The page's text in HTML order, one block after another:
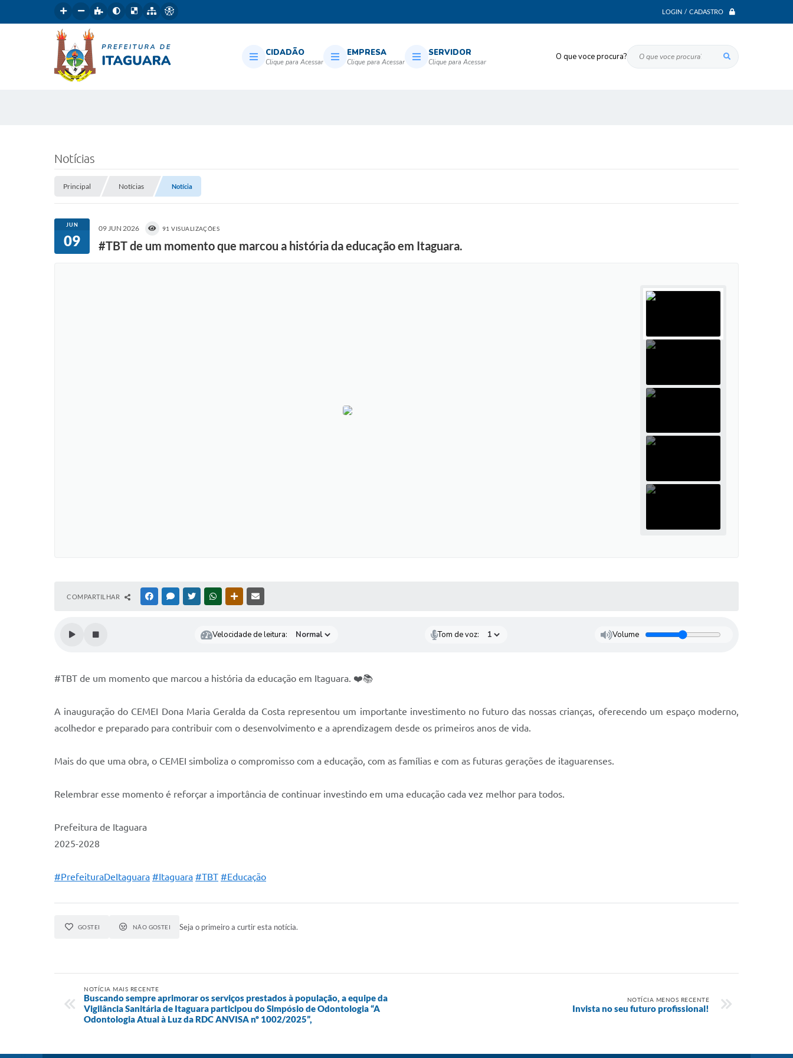
LOGIN / CADASTRO
O que voce procura?
CIDADÃO EMPRESA SERVIDOR
Notícias
Principal Notícias Notícia
JUN
09
09 JUN 2026 91 VISUALIZAÇÕES
#TBT de um momento que marcou a história da educação em Itaguara.
COMPARTILHAR FACEBOOKMESSENGER
TWITTERWHATSAPPOUTRAS MÍDIAS
Velocidade de leitura: Tom de voz: Volume
#TBT de um momento que marcou a história da educação em Itaguara. ❤️📚
A inauguração do CEMEI Dona Maria Geralda da Costa representou um importante investimento no futuro das nossas crianças, oferecendo um espaço moderno,
acolhedor e preparado para contribuir com o desenvolvimento e a aprendizagem desde os primeiros anos de vida.
Mais do que uma obra, o CEMEI simboliza o compromisso com a educação, com as famílias e com as futuras gerações de itaguarenses.
Relembrar esse momento é reforçar a importância de continuar investindo em uma educação cada vez melhor para todos.
Prefeitura de Itaguara
2025-2028
#PrefeituraDeItaguara #Itaguara #TBT #Educação
GOSTEI NÃO GOSTEI Seja o primeiro a curtir esta notícia.
NOTÍCIA MAIS RECENTE
Buscando sempre aprimorar os serviços prestados à população, a equipe da
Vigilância Sanitária de Itaguara participou do Simpósio de Odontologia “A
Odontologia Atual à Luz da RDC ANVISA nº 1002/2025”,
NOTÍCIA MENOS RECENTE
Invista no seu futuro profissional!